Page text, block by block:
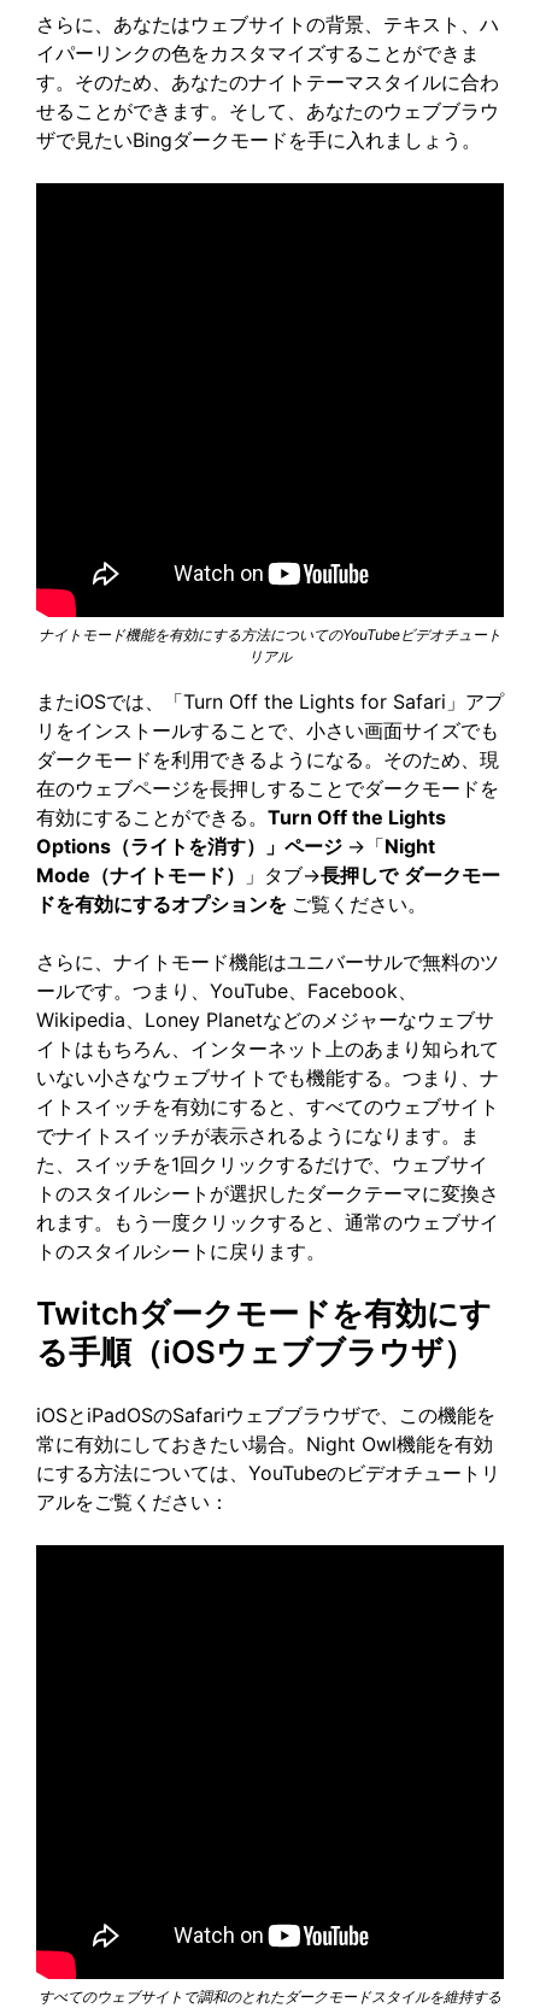
さらに、あなたはウェブサイトの背景、テキスト、ハ
イパーリンクの色をカスタマイズすることができま
す。そのため、あなたのナイトテーマスタイルに合わ
せることができます。そして、あなたのウェブブラウ
ザで見たいBingダークモードを手に入れましょう。
ナイトモード機能を有効にする方法についてのYouTubeビデオチュート
リアル
またiOSでは、「Turn Off the Lights for Safari」アプ
リをインストールすることで、小さい画面サイズでも
ダークモードを利用できるようになる。そのため、現
在のウェブページを長押しすることでダークモードを
有効にすることができる。 Turn Off the Lights
Options（ライトを消す）」ページ →「Night
Mode（ナイトモード）
」タブ→長押しで ダークモー
ドを有効にするオプションを ご覧ください。
さらに、ナイトモード機能はユニバーサルで無料のツ
ールです。つまり、YouTube、Facebook、
Wikipedia、Loney Planetなどのメジャーなウェブサ
イトはもちろん、インターネット上のあまり知られて
いない小さなウェブサイトでも機能する。つまり、ナ
イトスイッチを有効にすると、すべてのウェブサイト
でナイトスイッチが表示されるようになります。ま
た、スイッチを1回クリックするだけで、ウェブサイ
トのスタイルシートが選択したダークテーマに変換さ
れます。もう一度クリックすると、通常のウェブサイ
トのスタイルシートに戻ります。
Twitchダークモードを有効にす
る手順（iOSウェブブラウザ）
iOSとiPadOSのSafariウェブブラウザで、この機能を
常に有効にしておきたい場合。Night Owl機能を有効
にする方法については、YouTubeのビデオチュートリ
アルをご覧ください：
すべてのウェブサイトで調和のとれたダークモードスタイルを維持する